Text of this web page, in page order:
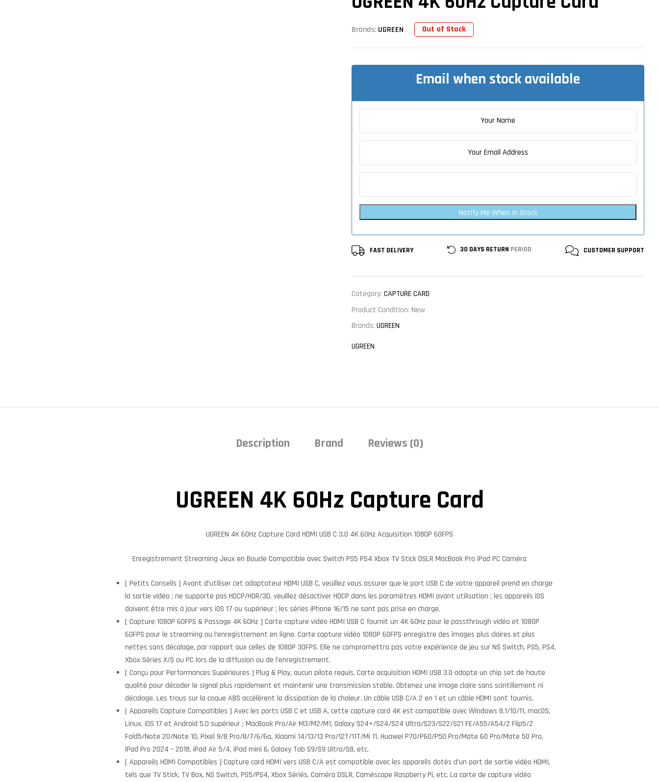
Brands: UGREEN Out of Stock
Email when stock available
Notify Me When In Stock
FAST DELIVERY 30 DAYS RETURN PERIOD CUSTOMER SUPPORT
Category: CAPTURE CARD
Product Condition: New
Brands: UGREEN
UGREEN
Description Brand Reviews (0)
UGREEN 4K 60Hz Capture Card
UGREEN 4K 60Hz Capture Card HDMI USB C 3.0 4K 60Hz Acquisition 1080P 60FPS
Enregistrement Streaming Jeux en Boucle Compatible avec Switch PS5 PS4 Xbox TV Stick DSLR MacBook Pro iPad PC Caméra
[ Petits Conseils ] Avant d’utiliser cet adaptateur HDMI USB C, veuillez vous assurer que le port USB C de votre appareil prend en charge
la sortie vidéo ; ne supporte pas HDCP/HDR/3D, veuillez désactiver HDCP dans les paramètres HDMI avant utilisation ; les appareils iOS
doivent être mis à jour vers iOS 17 ou supérieur ; les séries iPhone 16/15 ne sont pas prise en charge.
[ Capture 1080P 60FPS & Passage 4K 60Hz ] Carte capture vidéo HDMI USB C fournit un 4K 60Hz pour le passthrough vidéo et 1080P
60FPS pour le streaming ou l’enregistrement en ligne. Carte capture vidéo 1080P 60FPS enregistre des images plus claires et plus
nettes sans décalage, par rapport aux celles de 1080P 30FPS. Elle ne compromettra pas votre expérience de jeu sur NS Switch, PS5, PS4,
Xbox Séries X/S ou PC lors de la diffusion ou de l’enregistrement.
[ Conçu pour Performances Supérieures ] Plug & Play, aucun pilote requis. Carte acquisition HDMI USB 3.0 adopte un chip set de haute
qualité pour décoder le signal plus rapidement et maintenir une transmission stable. Obtenez une image claire sans scintillement ni
décalage. Les trous sur la coque ABS accélèrent la dissipation de la chaleur. Un câble USB C/A 2 en 1 et un câble HDMI sont fournis.
[ Appareils Capture Compatibles ] Avec les ports USB C et USB A, cette capture card 4K est compatible avec Windows 8.1/10/11, macOS,
Linux, iOS 17 et Android 5.0 supérieur ; MacBook Pro/Air M3/M2/M1, Galaxy S24+/S24/S24 Ultra/S23/S22/S21 FE/A55/A54/Z Flip5/Z
Fold5/Note 20/Note 10, Pixel 9/8 Pro/8/7/6/6a, Xiaomi 14/13/13 Pro/12T/11T/Mi 11, Huawei P70/P60/P50 Pro/Mate 60 Pro/Mate 50 Pro,
iPad Pro 2024 – 2018, iPad Air 5/4, iPad mini 6, Galaxy Tab S9/S9 Ultra/S8, etc.
[ Appareils HDMI Compatibles ] Capture card HDMI vers USB C/A est compatible avec les appareils dotés d’un port de sortie vidéo HDMI,
tels que TV Stick, TV Box, NS Switch, PS5/PS4, Xbox Sériés, Caméra DSLR, Caméscope Raspberry Pi, etc. La carte de capture vidéo